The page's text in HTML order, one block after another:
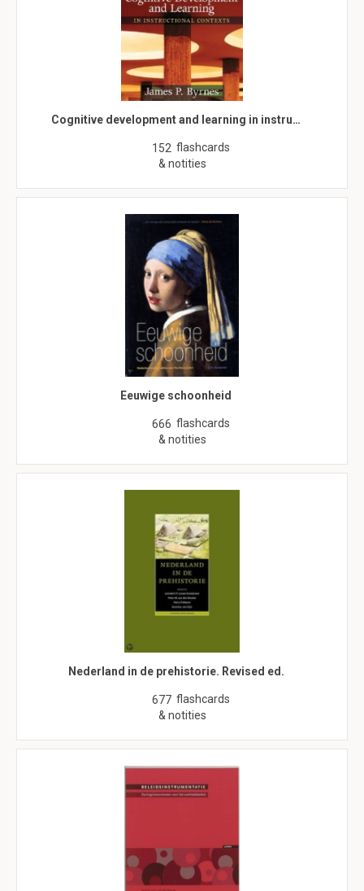
Cognitive development and learning in instru…
152 flashcards
& notities
Eeuwige schoonheid
666 flashcards
& notities
Nederland in de prehistorie. Revised ed.
677 flashcards
& notities